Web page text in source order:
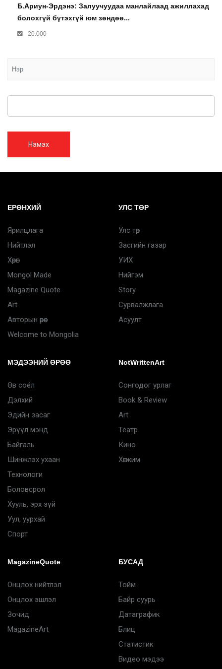
Б.Ариун-Эрдэнэ: Залуучуудаа манлайлаад ажиллахад
болохгүй бүтэхгүй юм зөндөө...
20.000
Нэмэх
ЕРӨНХИЙ
Ярилцлага
Нийтлэл
Хөрөг
Mongol Made
Magazine Quote
Art
Авторын өрөө
Welcome to Mongolia
УЛС ТӨР
Улс төр
Засгийн газар
УИХ
Нийгэм
Story
Сурвалжлага
Асуулт
МЭДЭЭНИЙ ӨРӨӨ
Өв соёл
Дэлхий
Эдийн засаг
Эрүүл мэнд
Байгаль
Шинжлэх ухаан
Технологи
Боловсрол
Хууль, эрх зүй
Уул, уурхай
Спорт
NotWrittenArt
Сонгодог урлаг
Book & Review
Art
Театр
Кино
Хөгжим
MagazineQuote
Онцлох нийтлэл
Онцлох эшлэл
Зочид
MagazineArt
БУСАД
Тойм
Байр суурь
Датаграфик
Блиц
Статистик
Видео мэдээ